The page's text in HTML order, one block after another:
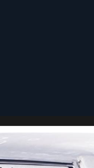
F8
Latest
stories